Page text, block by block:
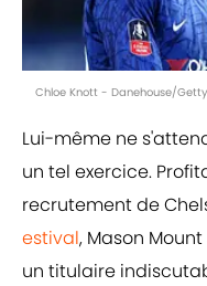
Chloe Knott - Danehouse/
Lui-même ne
un tel exercice.
recrutement de
estival, Mason
un titulaire